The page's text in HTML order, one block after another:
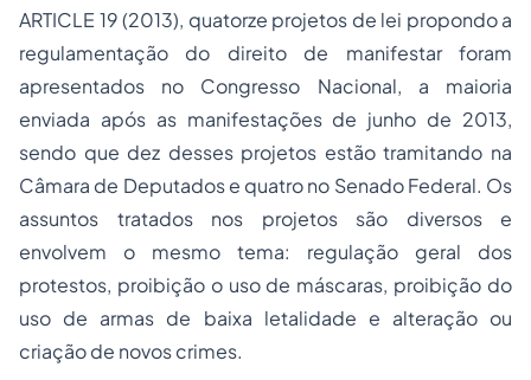
ARTICLE 19 (2013), quatorze projetos de lei propondo a
regulamentação do direito de manifestar foram
apresentados no Congresso Nacional, a maioria
enviada após as manifestações de junho de 2013,
sendo que dez desses projetos estão tramitando na
Câmara de Deputados e quatro no Senado Federal. Os
assuntos tratados nos projetos são diversos e
envolvem o mesmo tema: regulação geral dos
protestos, proibição o uso de máscaras, proibição do
uso de armas de baixa letalidade e alteração ou
criação de novos crimes.